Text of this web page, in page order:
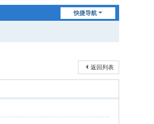
快捷导航
返回列表